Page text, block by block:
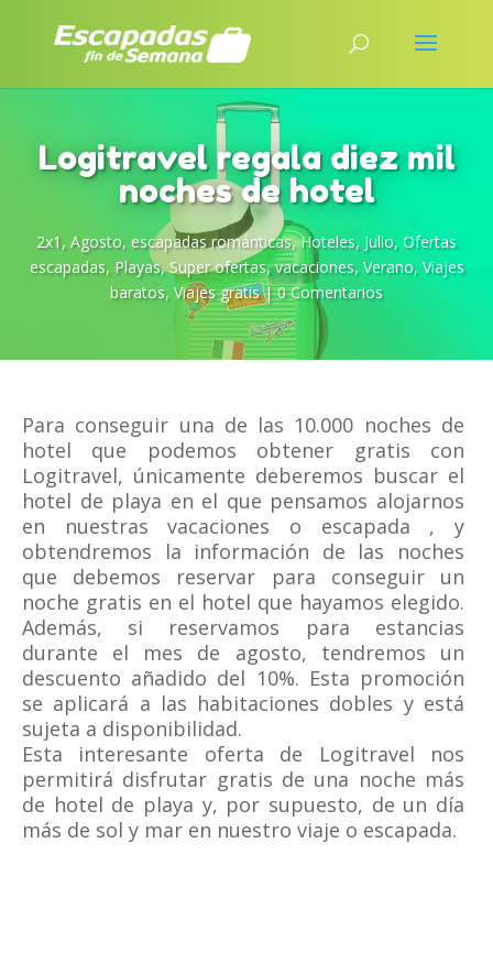
Logitravel regala diez mil
noches de hotel
2x1, Agosto, escapadas románticas,Hoteles, Julio, Ofertas
escapadas, Playas,Super ofertas,vacaciones, Verano, Viajes
baratos, Viajes gratis|0 Comentarios
Para conseguir una de las 10.000 noches de
hotel que podemos obtener gratis con
Logitravel, únicamente deberemos buscar el
hotel de playa en el que pensamos alojarnos
en nuestras vacaciones o escapada , y
obtendremos la información de las noches
que debemos reservar para conseguir un
noche gratis en el hotel que hayamos elegido.
Además, si reservamos para estancias
durante el mes de agosto, tendremos un
descuento añadido del 10%. Esta promoción
se aplicará a las habitaciones dobles y está
sujeta a disponibilidad.
Esta interesante oferta de Logitravel nos
permitirá disfrutar gratis de una noche más
de hotel de playa y, por supuesto, de un día
más de sol y mar en nuestro viaje o escapada.